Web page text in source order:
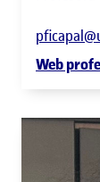
Web